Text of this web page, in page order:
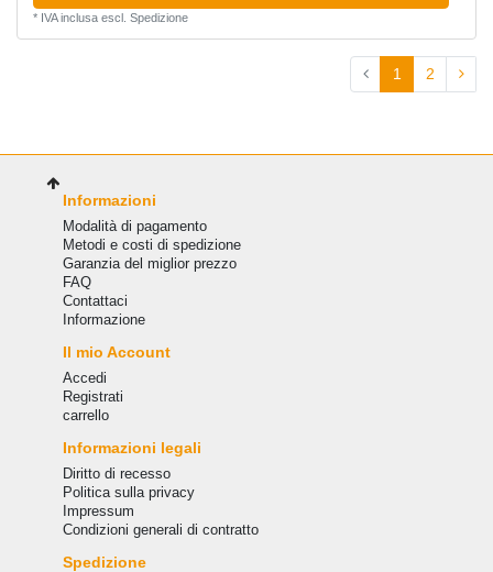
* IVA inclusaescl. Spedizione
1 2
Informazioni
Modalità di pagamento
Metodi e costi di spedizione
Garanzia del miglior prezzo
FAQ
Сontattaci
Informazione
Il mio Account
Accedi
Registrati
carrello
Informazioni legali
Diritto di recesso
Politica sulla privacy
Impressum
Condizioni generali di contratto
Spedizione